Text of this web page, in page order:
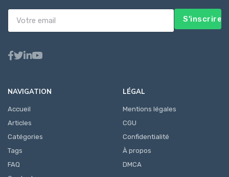
S'inscrire
NAVIGATION
Accueil
Articles
Catégories
Tags
FAQ
LÉGAL
Mentions légales
CGU
Confidentialité
À propos
DMCA